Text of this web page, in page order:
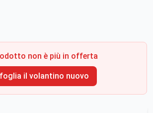
non è più in offerta
il volantino nuovo